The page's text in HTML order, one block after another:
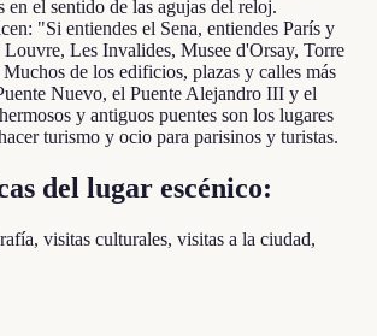
el sentido de las agujas del reloj.
"Si entiendes el Sena, entiendes París y
Louvre, Les Invalides, Musee d'Orsay, Torre
de los edificios, plazas y calles más
Nuevo, el Puente Alejandro III y el
y antiguos puentes son los lugares
turismo y ocio para parisinos y turistas.
del lugar escénico:
visitas culturales, visitas a la ciudad,